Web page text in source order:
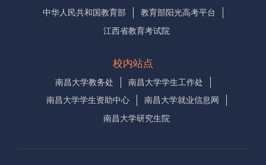
中华人民共和国教育部
教育部阳光高考平台
江西省教育考试院
校内站点
南昌大学教务处
南昌大学学生工作处
南昌大学学生资助中心
南昌大学就业信息网
南昌大学研究生院